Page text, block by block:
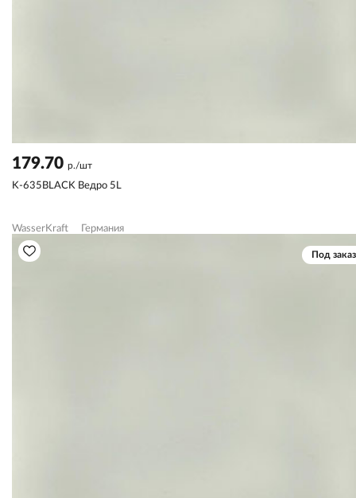
179.70 р./шт
K-635BLACK Ведро 5L
WasserKraft Германия
Под заказ